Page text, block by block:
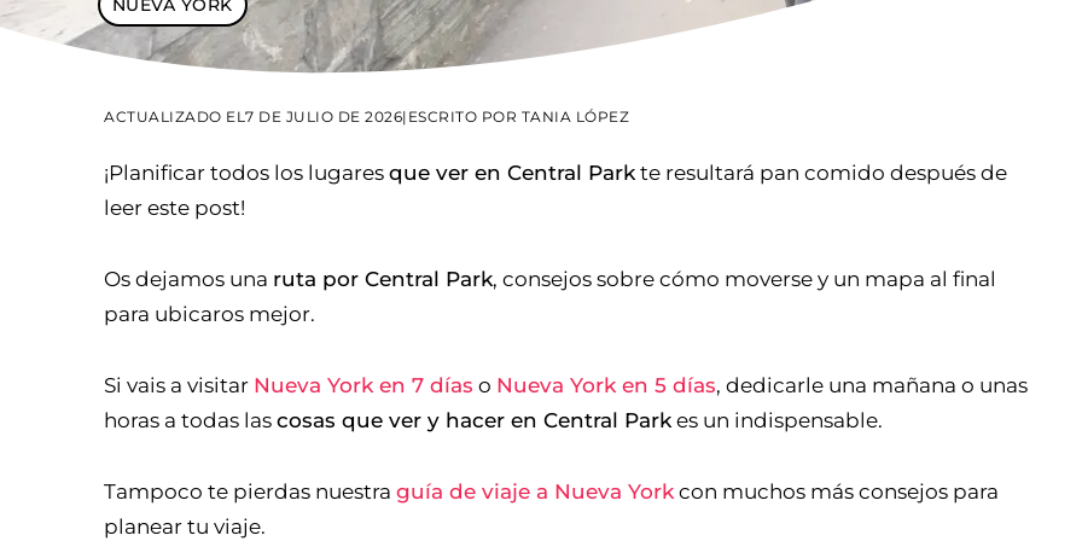
ACTUALIZADO EL7 DE JULIO DE 2026| ESCRITO POR TANIA LÓPEZ
¡Planificar todos los lugaresque ver en Central Parkte resultará pan comido después de
leer este post!
Os dejamos una ruta por Central Park, consejos sobre cómo moverse y un mapa al final
para ubicaros mejor.
Si vais a visitar Nueva York en 7 días o Nueva York en 5 días, dedicarle una mañana o unas
horas a todas lascosas que ver y hacer en Central Parkes un indispensable.
Tampoco te pierdas nuestraguía de viaje a Nueva Yorkcon muchos más consejos para
planear tu viaje.